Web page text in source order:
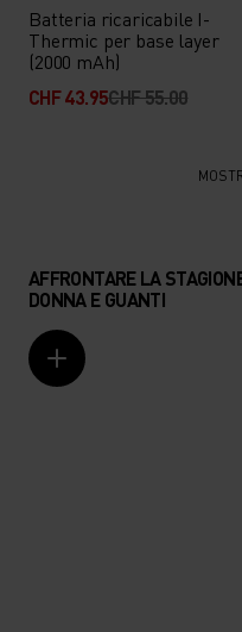
Batteria ricaricabile I-
Thermic per base layer
(2000 mAh)
CHF 43.95CHF 55.00
AFFRONTARE LA
DONNA E GUANTI